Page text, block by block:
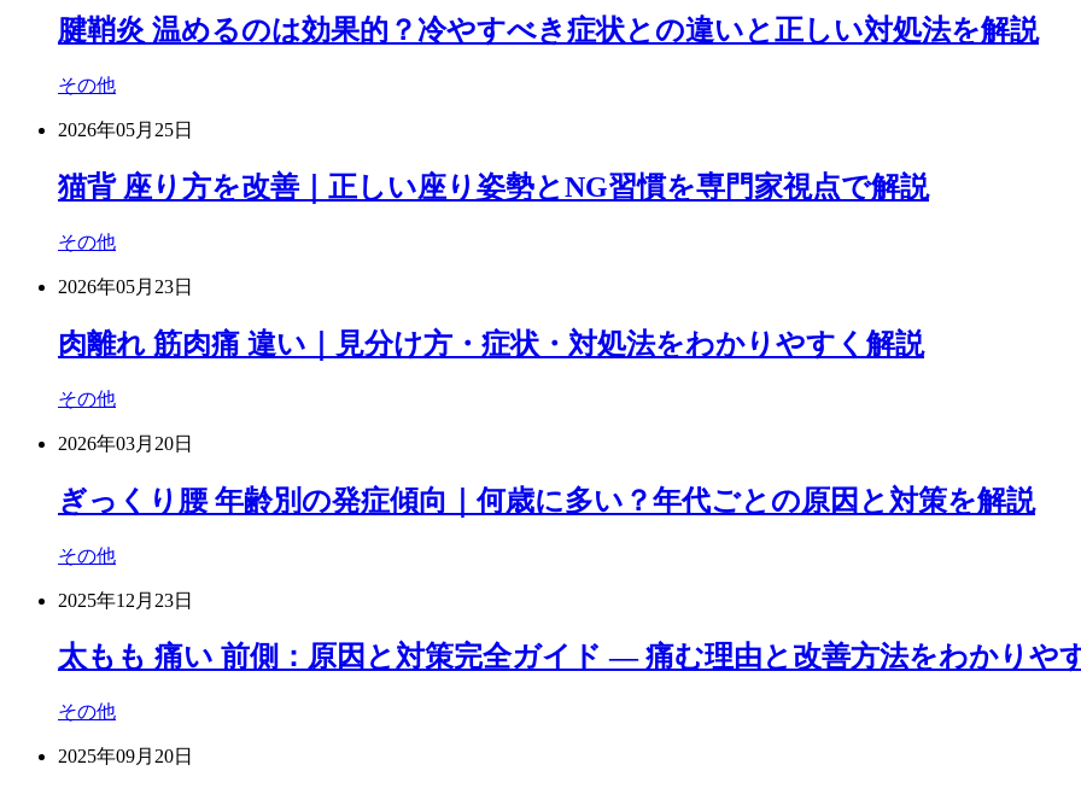
腱鞘炎 温めるのは効果的？冷やすべき症状との違いと正しい対処法を解説
その他
2026年05月25日
猫背 座り方を改善｜正しい座り姿勢とNG習慣を専門家視点で解説
その他
2026年05月23日
肉離れ 筋肉痛 違い｜見分け方・症状・対処法をわかりやすく解説
その他
2026年03月20日
ぎっくり腰 年齢別の発症傾向｜何歳に多い？年代ごとの原因と対策を解説
その他
2025年12月23日
太もも 痛い 前側：原因と対策完全ガイド ― 痛む理由と改善方法をわかりや
その他
2025年09月20日